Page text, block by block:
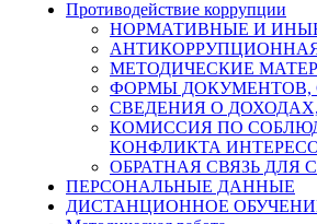
Противодействие коррупции
НОРМАТИВНЫЕ И
МЕТОДИЧЕСКИЕ
ФОРМЫ ДОКУМЕНТОВ,
СВЕДЕНИЯ О
КОМИССИЯ ПО
КОНФЛИКТА
ОБРАТНАЯ СВЯЗЬ
ПЕРСОНАЛЬНЫЕ ДАННЫЕ
ДИСТАНЦИОННОЕ